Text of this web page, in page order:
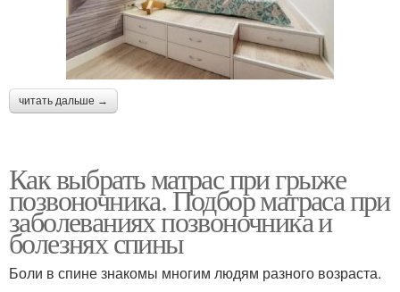
читать дальше →
Как выбрать матрас при грыже
позвоночника. Подбор матраса при
заболеваниях позвоночника и
болезнях спины
Боли в спине знакомы многим людям разного возраста.